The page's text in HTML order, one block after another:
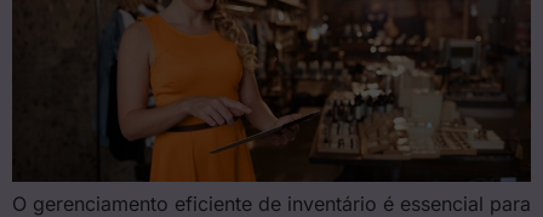
O gerenciamento eficiente de inventário é essencial para